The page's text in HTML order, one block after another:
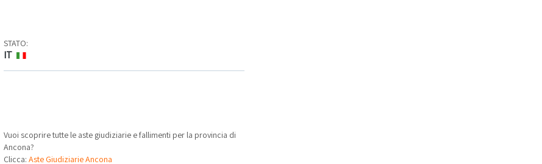
STATO:
IT
Vuoi scoprire tutte le aste giudiziarie e fallimenti per la provincia di
Ancona?
Clicca:Aste Giudiziarie Ancona